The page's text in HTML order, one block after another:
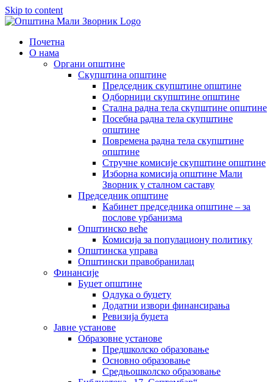
Skip to content
Почетна
О нама
Органи општине
Скупштина општине
Председник скупштине општине
Одборници скупштине општине
Стална радна тела скупштине општине
Посебна радна тела скупштине
општине
Повремена радна тела скупштине
општине
Стручне комисије скупштине општине
Изборна комисија општине Мали
Зворник у сталном саставу
Председник општине
Кабинет председника општине – за
послове урбанизма
Општинско веће
Комисија за популациону политику
Општинска управа
Општински правобранилац
Финансије
Буџет општине
Одлука о буџету
Додатни извори финансирања
Ревизија буџета
Јавне установе
Образовне установе
Предшколско образовање
Основно образовање
Средњошколско образовање